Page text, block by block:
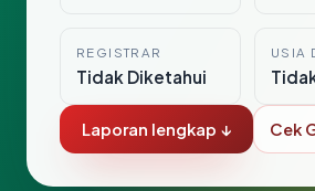
REGISTRAR
Tidak Diketahui
USIA
Laporan lengkap ↓ Cek